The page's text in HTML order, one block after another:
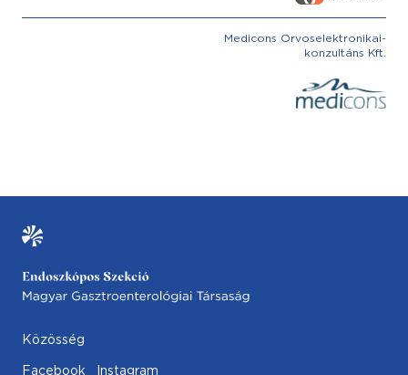
Medicons Orvoselektronikai-
konzultáns Kft.
Közösség
Facebook Instagram